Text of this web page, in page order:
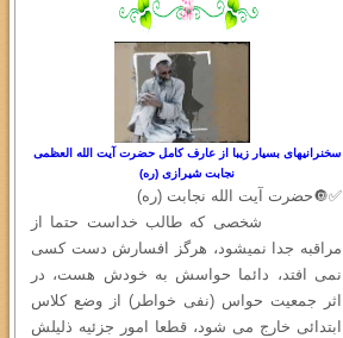
سخنرانیهای بسیار زیبا از عارف کامل حضرت آیت الله العظمی
نجابت شیرازی (ره)
✅🔘حضرت آیت الله نجابت (ره)
شخصی که طالب خداست حتما از
مراقبه جدا نمیشود، هرگز افسارش دست کسی
نمی افتد، دائما حواسش به خودش هست، در
اثر جمعیت حواس (نفی خواطر) از وضع کلاس
ابتدائی خارج می شود، قطعا امور جزئیه ذلیلش